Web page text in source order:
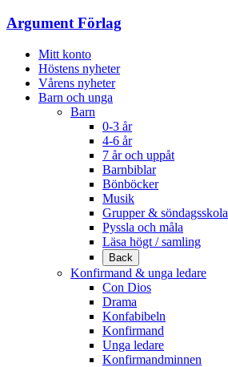
Argument Förlag
Mitt konto
Höstens nyheter
Vårens nyheter
Barn och unga
Barn
0-3 år
4-6 år
7 år och uppåt
Barnbiblar
Bönböcker
Musik
Grupper & söndagsskola
Pyssla och måla
Läsa högt / samling
Back
Konfirmand & unga ledare
Con Dios
Drama
Konfabibeln
Konfirmand
Unga ledare
Konfirmandminnen